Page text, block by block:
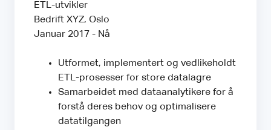
ETL-utvikler
Bedrift XYZ, Oslo
Januar 2017 - Nå
Utformet, implementert og vedlikeholdt
ETL-prosesser for store datalagre
Samarbeidet med dataanalytikere for å
forstå deres behov og optimalisere
datatilgangen